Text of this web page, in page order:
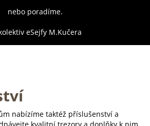
nebo poradíme.
eSejfy M.Kučera
nabízíme taktéž příslušenství a